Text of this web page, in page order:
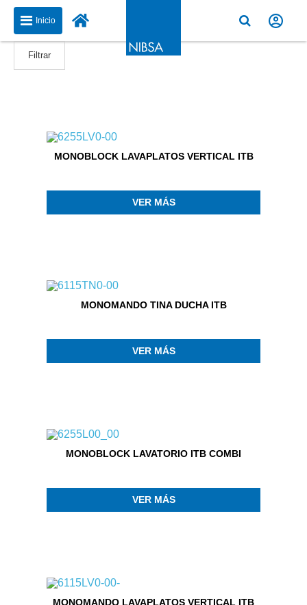
Inicio
Filtrar
MONOBLOCK LAVAPLATOS VERTICAL ITB
VER MÁS
MONOMANDO TINA DUCHA ITB
VER MÁS
MONOBLOCK LAVATORIO ITB COMBI
VER MÁS
MONOMANDO LAVAPLATOS VERTICAL ITB